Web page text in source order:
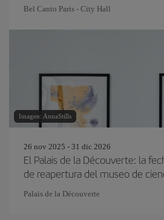
Bel Canto Paris - City Hall
Imagen: AnnaStills
26 nov 2025 - 31 dic 2026
El Palais de la Découverte: la
de reapertura del museo de
Palais de la Découverte